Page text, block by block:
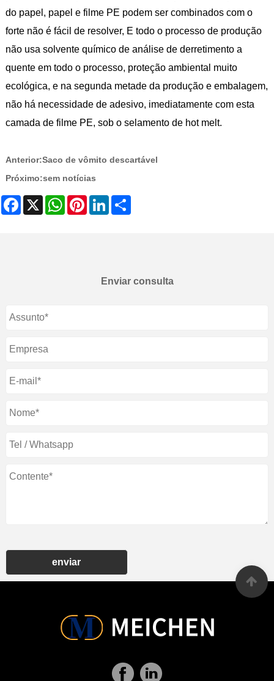
do papel, papel e filme PE podem ser combinados com o
forte não é fácil de resolver, E todo o processo de produção
não usa solvente químico de análise de derretimento a
quente em todo o processo, proteção ambiental muito
ecológica, e na segunda metade da produção e embalagem,
não há necessidade de adesivo, imediatamente com esta
camada de filme PE, sob o selamento de hot melt.
Anterior:Saco de vômito descartável
Próximo:sem notícias
Facebook
X WhatsAppPinterestLinkedIn
Enviar consulta
enviar